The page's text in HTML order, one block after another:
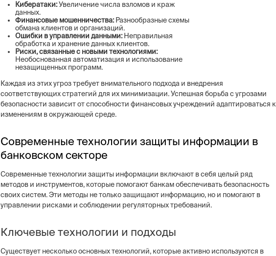
Кибератаки:Увеличение числа взломов и краж
данных.
Финансовые мошенничества: Разнообразные схемы
обмана клиентов и организаций.
Ошибки в управлении данными: Неправильная
обработка и хранение данных клиентов.
Риски, связанные с новыми технологиями:
Необоснованная автоматизация и использование
незащищенных программ.
Каждая из этих угроз требует внимательного подхода и внедрения
соответствующих стратегий для их минимизации. Успешная борьба с угрозами
безопасности зависит от способности финансовых учреждений адаптироваться к
изменениям в окружающей среде.
Современные технологии защиты информации в
банковском секторе
Современные технологии защиты информации включают в себя целый ряд
методов и инструментов, которые помогают банкам обеспечивать безопасность
своих систем. Эти методы не только защищают информацию, но и помогают в
управлении рисками и соблюдении регуляторных требований.
Ключевые технологии и подходы
Существует несколько основных технологий, которые активно используются в